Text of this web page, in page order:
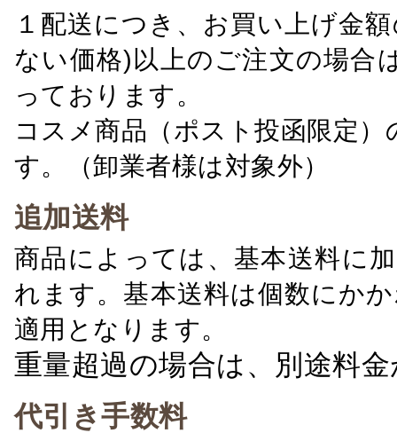
１配送につき、お買い上げ金
ない価格)以上のご注文の場合
っております。
コスメ商品（ポスト投函限定
す。（卸業者様は対象外）
追加送料
商品によっては、基本送料に
れます。基本送料は個数にか
適用となります。
重量超過の場合は、別途料
代引き手数料